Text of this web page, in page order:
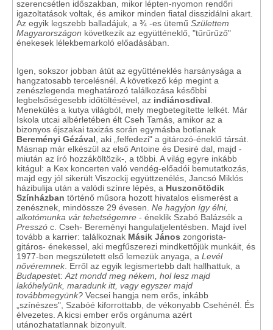
szerencsétlen időszakban, mikor lépten-nyomon rendőri
igazoltatások voltak, és amikor minden fiatal disszidálni akart.
Az egyik legszebb balladájuk, a ¾ -es ütemű Születtem
Magyarországon következik az együtténeklő, "tűrűrűző"
énekesek lélekbemarkoló előadásában.
Igen, sokszor jobban átüt az együtténeklés harsánysága a
hangzatosabb tercelésnél. A következő kép megint a
zenészlegenda meghatározó találkozása későbbi
legbelsőségesebb időtöltésével, az indiánosdival
Menekülés a kutya világból, mely megbetegítette lelkét. Már
Iskola utcai albérletében élt Cseh Tamás, amikor az a
bizonyos éjszakai taxizás során egymásba botlanak
Bereményi Gézával , aki „felfedezi" a gitározó-éneklő társát.
Másnap már elkészül az első Antoine és Desiré dal, majd -
miután az író hozzáköltözik-, a többi. A világ egyre inkább
kitágul: a Kex koncerten való vendég-előadói bemutatkozás,
majd egy jól sikerült Viszockij együttzenélés, Jancsó Miklós
házibulija után a valódi színre lépés, a Huszonötödik
Színházban történő műsora hozott hivatalos elismerést a
zenésznek, mindössze 29 évesen. Ne hagyjon így élni,
alkotómunka vár tehetségemre - éneklik Szabó Balázsék a
Presszó c. Cseh- Bereményi hangulatjelentésben. Majd ível
tovább a karrier: találkoznak Másik János zongorista-
gitáros- énekessel, aki megfűszerezi mindkettőjük munkáit, és
1977-ben megszületett első lemezük anyaga, a Levél
nővéremnek. Erről az egyik legismertebb dalt hallhattuk, a
Budapestet: Azt mondd meg nékem, hol lesz majd
lakóhelyünk, maradunk itt, vagy egyszer majd
továbbmegyünk? Vecsei hangja nem erős, inkább
„színészes", Szabóé kiforrottabb, de vékonyabb Csehénél. És
élvezetes. A kicsi ember erős orgánuma azért
utánozhatatlannak bizonyult.